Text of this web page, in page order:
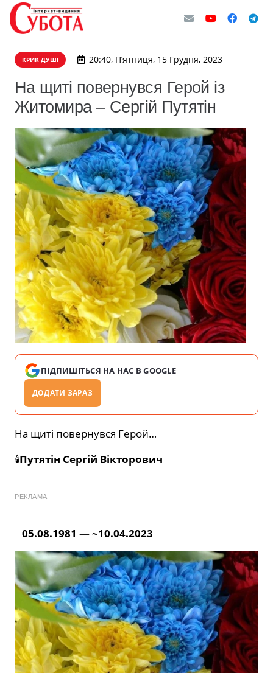
КРИК ДУШІ 20:40, П’ятниця, 15 Грудня, 2023
На щиті повернувся Герой із
Житомира – Сергій Путятін
ПІДПИШІТЬСЯ НА НАС В GOOGLE
ДОДАТИ ЗАРАЗ
На щиті повернувся Герой…
🕯Путятін Сергій Вікторович
РЕКЛАМА
05.08.1981 — ~10.04.2023